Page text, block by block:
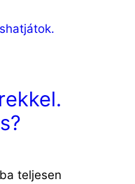
teljesen